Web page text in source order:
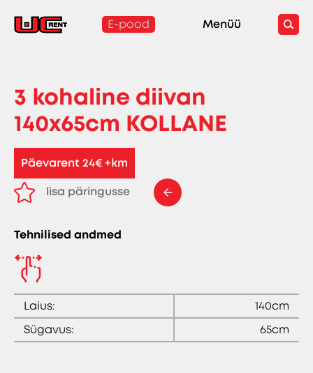
E-pood Menüü
3 kohaline diivan
140x65cm KOLLANE
Päevarent 24€ +km
lisa päringusse
Tehnilised andmed
Laius:
140cm
Sügavus:
65cm